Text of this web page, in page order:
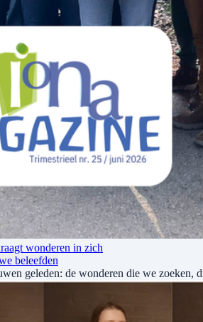
wonderen in zich
beleefden
geleden: de wonderen die we